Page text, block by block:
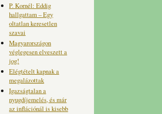
P. Kornél: Eddig
hallgattam – Egy
oltatlan keresetlen
szavai
Magyarországon
véglegesen elveszett a
jog!
Elégtételt kapnak a
megalázottak
Igazságtalan a
nyugdíjemelés, és már
az inflációnál is kisebb